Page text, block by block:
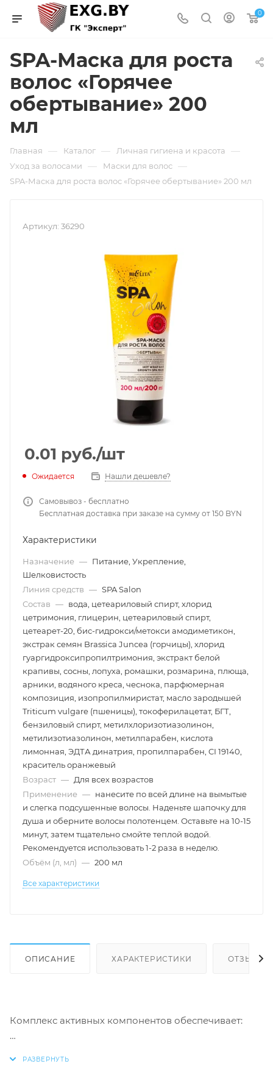
0
SPA-Маска для роста
волос «Горячее
обертывание» 200
мл
Главная — Каталог — Личная гигиена и красота —
Уход за волосами — Маски для волос —
SPA-Маска для роста волос «Горячее обертывание» 200 мл
Артикул: 36290
0.01 руб./шт
Ожидается Нашли дешевле?
Самовывоз - бесплатно
Бесплатная доставка при заказе на сумму от 150 BYN
Характеристики
Назначение — Питание, Укрепление,
Шелковистость
Линия средств — SPA Salon
Состав — вода, цетеариловый спирт, хлорид
цетримония, глицерин, цетеариловый спирт,
цетеарет-20, бис-гидрокси/метокси амодиметикон,
экстрак семян Brassica Juncea (горчицы), хлорид
гуаргидроксипропилтримония, экстракт белой
крапивы, сосны, лопуха, ромашки, розмарина, плюща,
арники, водяного креса, чеснока, парфюмерная
композиция, изопропилмиристат, масло зародышей
Triticum vulgare (пшеницы), токоферилацетат, БГТ,
бензиловый спирт, метилхлоризотиазолинон,
метилизотиазолинон, метилпарабен, кислота
лимонная, ЭДТА динатрия, пропилпарабен, CI 19140,
краситель оранжевый
Возраст — Для всех возрастов
Применение — нанесите по всей длине на вымытые
и слегка подсушенные волосы. Наденьте шапочку для
душа и оберните волосы полотенцем. Оставьте на 10-15
минут, затем тщательно смойте теплой водой.
Рекомендуется использовать 1-2 раза в неделю.
Объём (л, мл) — 200 мл
Все характеристики
ОПИСАНИЕ ХАРАКТЕРИСТИКИ ОТЗЫВЫ
Комплекс активных компонентов обеспечивает: